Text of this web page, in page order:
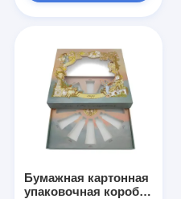
Бумажная картонная
упаковочная коробка